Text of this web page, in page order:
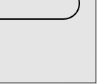
oraz
plików cookies